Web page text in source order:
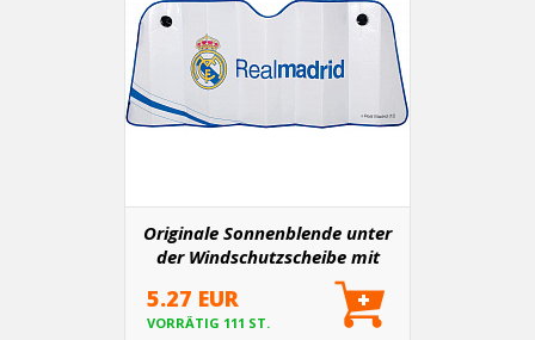
Originale Sonnenblende unter
der Windschutzscheibe mit
REAL MADRID Logo 145x80 cm
5.27 EUR
VORRÄTIG 111 ST.